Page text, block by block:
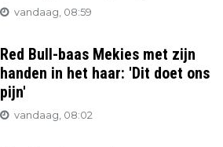
vandaag, 08:59
Red Bull-baas Mekies met zijn
handen in het haar: 'Dit doet ons
pijn'
vandaag, 08:02